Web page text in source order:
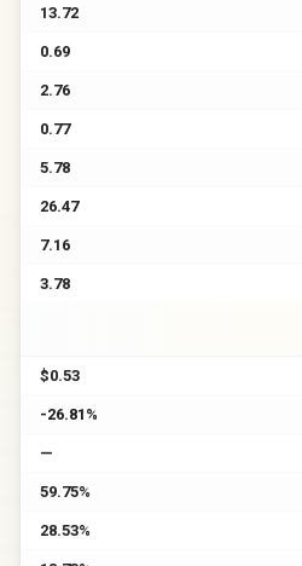
13.72
0.69
2.76
0.77
5.78
26.47
7.16
3.78
$0.53
-26.81%
—
59.75%
28.53%